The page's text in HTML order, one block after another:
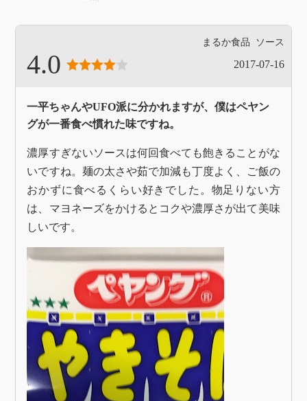
まるか食品 ソース
4.0 2017-07-16
一平ちゃんやUFO派に分かれますが、僕はペヤン
グが一番食べ慣れた味ですね。
濃厚すぎないソースは何回食べても飽きることがな
いですね。麺の太さや茹で加減も丁度よく、ご飯の
おかずに食べるくらい好きでした。物足りない方
は、マヨネーズをかけるとコクや濃厚さが出て美味
しいです。